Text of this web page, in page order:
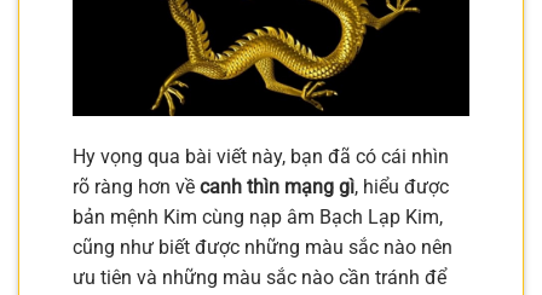
Hy vọng qua bài viết này, bạn đã có cái nhìn
rõ ràng hơn về canh thìn mạng gì, hiểu được
bản mệnh Kim cùng nạp âm Bạch Lạp Kim,
cũng như biết được những màu sắc nào nên
ưu tiên và những màu sắc nào cần tránh để